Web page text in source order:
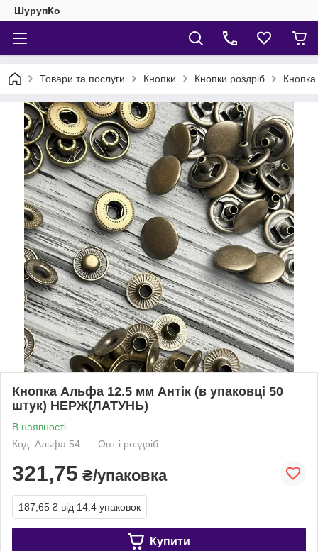
ШурупКо
Товари та послуги Кнопки Кнопки роздріб
Кнопка Альфа 12.5 мм Антік (в упаковці 50
штук) НЕРЖ(ЛАТУНЬ)
В наявності
Код: Альфа 54
Опт і роздріб
321,75 ₴/упаковка
187,65 ₴ від 14.4 упаковок
Купити